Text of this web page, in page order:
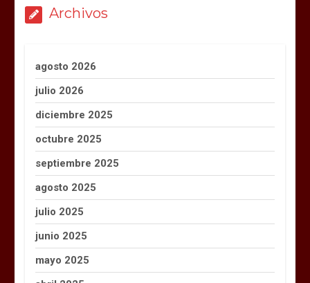
Archivos
agosto 2026
julio 2026
diciembre 2025
octubre 2025
septiembre 2025
agosto 2025
julio 2025
junio 2025
mayo 2025